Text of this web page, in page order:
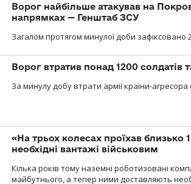
Ворог найбільше атакував на
напрямках — Генштаб ЗСУ
Загалом протягом минулої доби зафіксовано
Ворог втратив понад 1200
За минулу добу втрати армії країни-
«На трьох колесах проїхав близько
необхідні вантажі військовим
Кілька років тому наземні роботизовані
майбутнього, а тепер ними доставляють